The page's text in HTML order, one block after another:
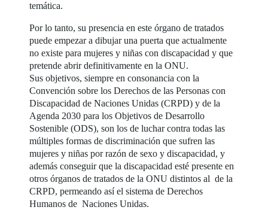
temática.
Por lo tanto, su presencia en este órgano de tratados
puede empezar a dibujar una puerta que actualmente
no existe para mujeres y niñas con discapacidad y que
pretende abrir definitivamente en la ONU.
Sus objetivos, siempre en consonancia con la
Convención sobre los Derechos de las Personas con
Discapacidad de Naciones Unidas (CRPD) y de la
Agenda 2030 para los Objetivos de Desarrollo
Sostenible (ODS), son los de luchar contra todas las
múltiples formas de discriminación que sufren las
mujeres y niñas por razón de sexo y discapacidad, y
además conseguir que la discapacidad esté presente en
otros órganos de tratados de la ONU distintos al de la
CRPD, permeando así el sistema de Derechos
Humanos de Naciones Unidas.